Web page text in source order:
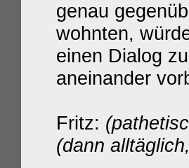
genau
wohnten,
einen Dialog
aneinander
Fritz:
(dann